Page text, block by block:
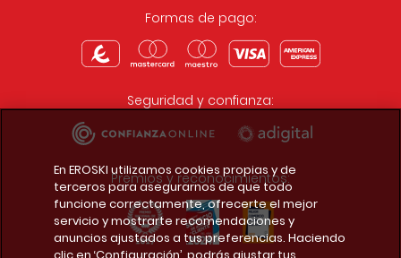
Formas de pago:
Seguridad y confianza:
Premios y reconocimientos:
En EROSKI utilizamos cookies propias y de
terceros para asegurarnos de que todo
funcione correctamente, ofrecerte el mejor
servicio y mostrarte recomendaciones y
anuncios ajustados a tus preferencias. Haciendo
clic en ‘Configuración’, podrás ajustar tus